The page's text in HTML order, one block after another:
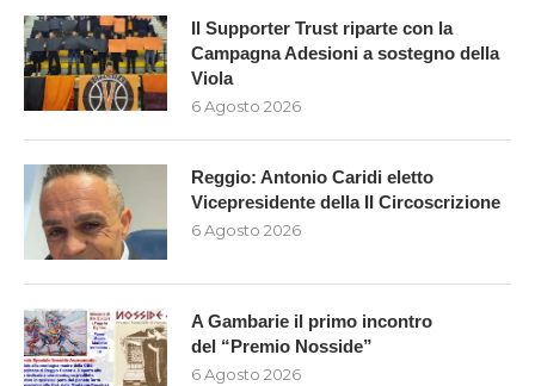
Il Supporter Trust riparte con la
Campagna Adesioni a sostegno della
Viola
6 Agosto 2026
Reggio: Antonio Caridi eletto
Vicepresidente della II Circoscrizione
6 Agosto 2026
A Gambarie il primo incontro
del “Premio Nosside”
6 Agosto 2026